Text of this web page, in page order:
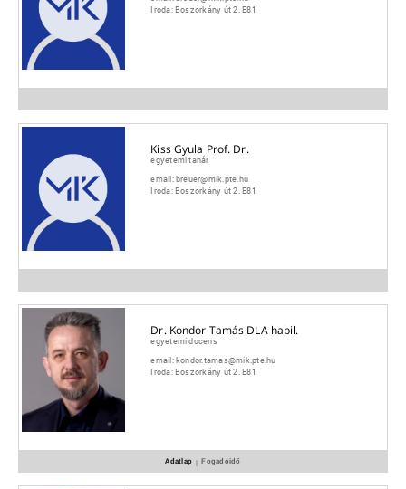
Iroda:Boszorkány út 2. E81
Kiss Gyula Prof. Dr.
egyetemi tanár
email:breuer@mik.pte.hu
Iroda:Boszorkány út 2. E81
Dr. Kondor Tamás DLA habil.
egyetemi docens
email:kondor.tamas@mik.pte.hu
Iroda:Boszorkány út 2. E81
Adatlap | Fogadóidő